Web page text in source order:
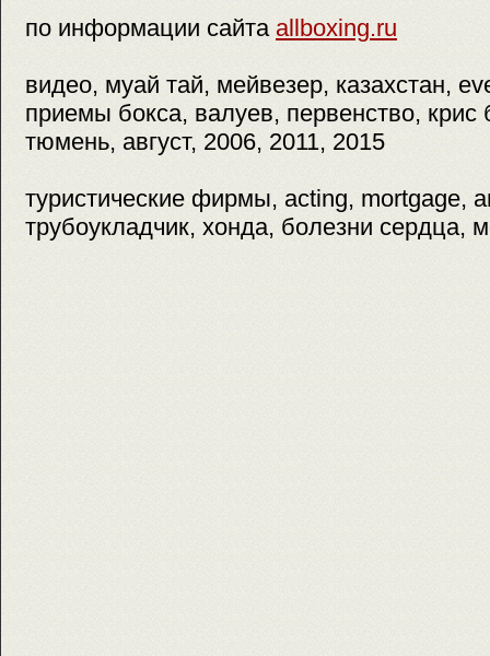
по информации сайта allboxing.ru
видео, муай тай, мейвезер, казахстан,
приемы бокса, валуев, первенство, крис
тюмень, август, 2006, 2011, 2015
туристические фирмы, acting, mortgage,
трубоукладчик, хонда, болезни сердца,